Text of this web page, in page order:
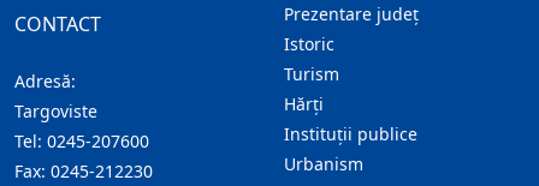
CONTACT
Adresă:
Targoviste
Tel: 0245-207600
Fax: 0245-212230
Prezentare judeţ
Istoric
Turism
Hărţi
Instituţii publice
Urbanism